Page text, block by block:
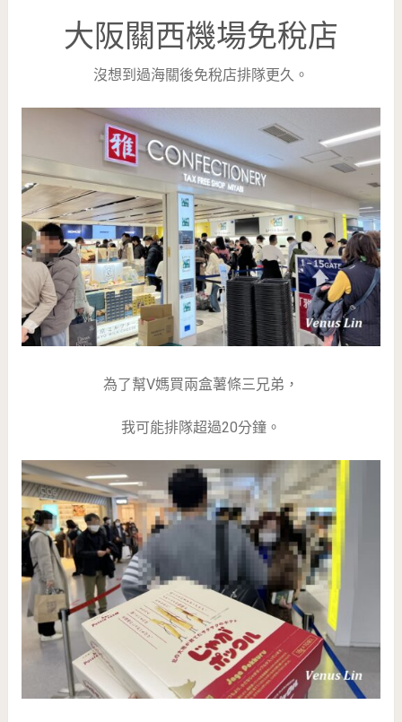
大阪關西機場免稅店
沒想到過海關後免稅店排隊更久。
為了幫V媽買兩盒薯條三兄弟，
我可能排隊超過20分鐘。